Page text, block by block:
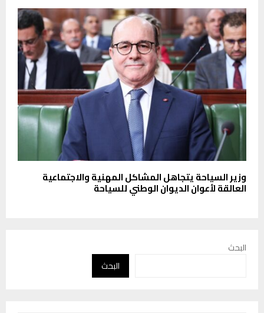
وزير السياحة يتجاهل المشاكل المهنية والاجتماعية
العالقة لأعوان الديوان الوطني للسياحة
البحث
البحث